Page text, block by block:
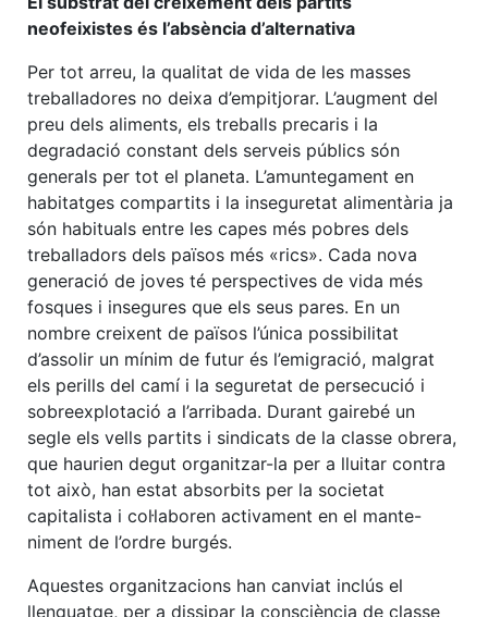
neofeixistes és l’absència d’alternativa
Per tot arreu, la qualitat de vida de les masses
treballadores no deixa d’empitjorar. L’augment del
preu dels aliments, els treballs precaris i la
degradació constant dels serveis públics són
generals per tot el planeta. L’amuntegament en
habitatges compartits i la inseguretat alimentària ja
són habituals entre les capes més pobres dels
treballadors dels països més «rics». Cada nova
generació de joves té perspectives de vida més
fosques i insegures que els seus pares. En un
nombre creixent de països l’única possibilitat
d’assolir un mínim de futur és l’emigració, malgrat
els perills del camí i la seguretat de persecució i
sobreexplotació a l’arribada. Durant gairebé un
segle els vells partits i sindicats de la classe obrera,
que haurien degut organitzar-la per a lluitar contra
tot això, han estat absorbits per la societat
capitalista i col·laboren activament en el mante-
niment de l’ordre burgés.
Aquestes organitzacions han canviat inclús el
llenguatge, per a dissipar la consciència de classe